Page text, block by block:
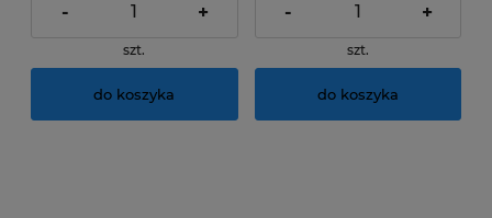
- +
szt.
do koszyka
- +
szt.
do koszyka